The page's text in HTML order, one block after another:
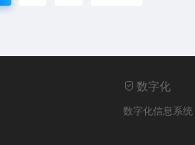
数字化
数字化信息系统